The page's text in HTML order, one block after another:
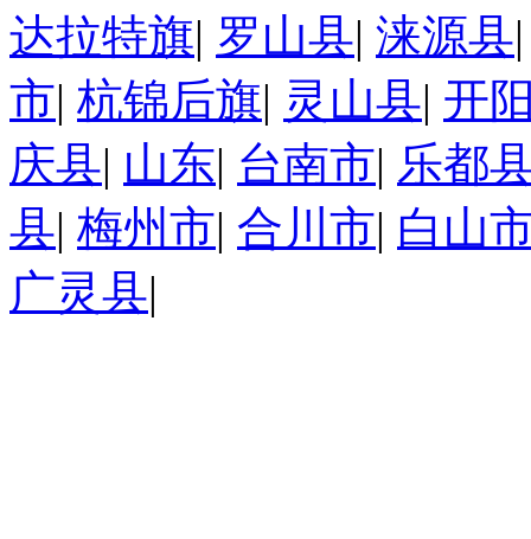
达拉特旗| 罗山县| 涞源县
市| 杭锦后旗| 灵山县| 开
庆县| 山东| 台南市| 乐都
县| 梅州市| 合川市| 白山
广灵县|